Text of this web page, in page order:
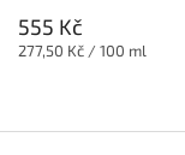
555 Kč
Měrná
277,50 Kč / 100 ml